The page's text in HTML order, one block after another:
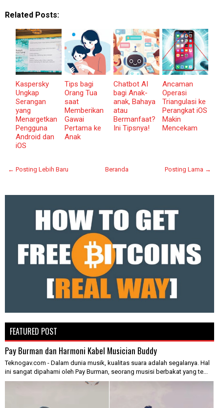
Related Posts:
Kaspersky
Ungkap
Serangan
yang
Menargetkan
Pengguna
Android dan
iOS
Tips bagi
Orang Tua
saat
Memberikan
Gawai
Pertama ke
Anak
Chatbot AI
bagi Anak-
anak, Bahaya
atau
Bermanfaat?
Ini Tipsnya!
Ancaman
Operasi
Triangulasi ke
Perangkat iOS
Makin
Mencekam
← Posting Lebih Baru Posting Lama →
Beranda
FEATURED POST
Pay Burman dan Harmoni Kabel Musician Buddy
Teknogav.com - Dalam dunia musik, kualitas suara adalah segalanya. Hal
ini sangat dipahami oleh Pay Burman, seorang musisi berbakat yang te...